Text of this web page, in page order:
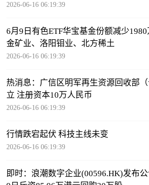
2026-06-16 06:19:39
6月9日有色ETF华宝基金份额减少
金矿业、洛阳钼业、北方稀土
2026-06-16 06:19:39
热消息：广信区明军再生资源回收部
立 注册资本10万人民币
2026-06-16 06:19:39
行情跌宕起伏 科技主线未变
2026-06-16 06:19:39
即时：浪潮数字企业(00596.HK)发布